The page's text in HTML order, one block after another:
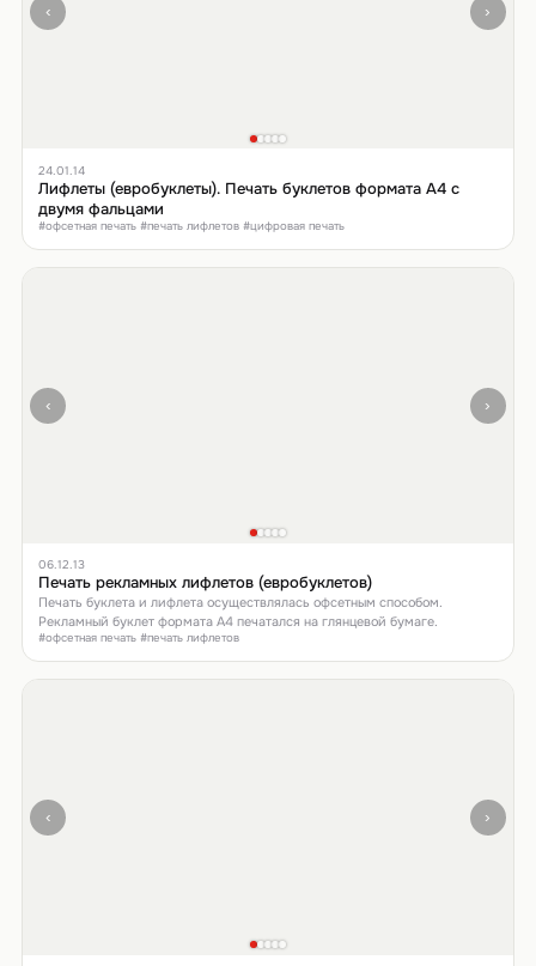
‹ ›
24.01.14
Лифлеты (евробуклеты). Печать буклетов формата А4 с
двумя фальцами
#офсетная печать #печать лифлетов #цифровая печать
‹ ›
06.12.13
Печать рекламных лифлетов (евробуклетов)
Печать буклета и лифлета осуществлялась офсетным способом.
Рекламный буклет формата А4 печатался на глянцевой бумаге.
#офсетная печать #печать лифлетов
‹ ›